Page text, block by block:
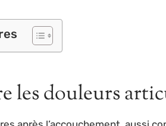
les douleurs